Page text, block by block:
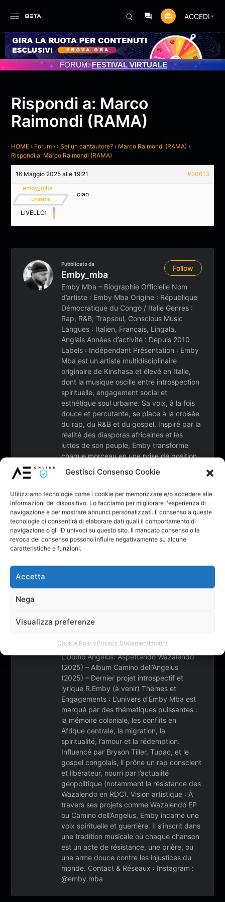
Gestisci Consenso Cookie
Utilizziamo tecnologie come i cookie per memorizzare e/o accedere alle
informazioni del dispositivo. Lo facciamo per migliorare l'esperienza di
navigazione e per mostrare annunci personalizzati. Il consenso a queste
tecnologie ci consentirà di elaborare dati quali il comportamento di
navigazione o gli ID univoci su questo sito. Il mancato consenso o la
revoca del consenso possono influire negativamente su alcune
caratteristiche e funzioni.
Accetta
Nega
Visualizza preferenze
Cookie PolicyPrivacy StatementImprint
ACCEDI
PROGRAMMATO 3/07/2025
FORUM:FESTIVAL VIRTUALE
Rispondi a: Marco
Raimondi (RAMA)
HOME › Forum › › Sei un cantautore? › Marco Raimondi (RAMA) ›
Rispondi a: Marco Raimondi (RAMA)
16 Maggio 2025 alle 19:21
#20613
emby_mba
LIVELLO:
ciao
Pubblicato da
Emby_mba
Follow
Emby Mba – Biographie Officielle Nom
d’artiste : Emby Mba Origine : République
Démocratique du Congo / Italie Genres :
Rap, R&B, Trapsoul, Conscious Music
Langues : Italien, Français, Lingala,
Anglais Années d’activité : Depuis 2010
Labels : Indépendant Présentation : Emby
Mba est un artiste multidisciplinaire
originaire de Kinshasa et élevé en Italie,
dont la musique oscille entre introspection
spirituelle, engagement social et
esthétique soul urbaine. Sa voix, à la fois
douce et percutante, se place à la croisée
du rap, du R&B et du gospel. Inspiré par la
réalité des diasporas africaines et les
luttes de son peuple, Emby transforme
chaque morceau en une prise de position
se fait connaître au sein du groupe Exxtra
il fonde le collectif Mondovì VIP, avant de
tenter sa chance à X Factor Italia en 2012,
où il atteint les Bootcamps. En parallèle, il
participe au Leader Mixtape de Ghali avec
le morceau Complice, marquant son
entrée dans la scène italienne émergente.
SAI Vol. 2 (2021) – Album NIGGATIME
engagé aux sonorités panafricaines
L’Uomo Angelus: Aspettando Wazalendo
(2025) – Album Camino dell’Angelus
(2025) – Dernier projet introspectif et
lyrique R.Emby (à venir) Thèmes et
Engagements : L’univers d’Emby Mba est
marqué par des thématiques puissantes :
la mémoire coloniale, les conflits en
Afrique centrale, la migration, la
spiritualité, l’amour et la rédemption.
Influencé par Bryson Tiller, Tupac, et le
gospel congolais, il prône un rap conscient
et libérateur, nourri par l’actualité
géopolitique (notamment la résistance des
Wazalendo en RDC). Vision artistique : À
travers ses projets comme Wazalendo EP
ou Camino dell’Angelus, Emby incarne une
voix spirituelle et guerrière. Il s’inscrit dans
une tradition musicale où chaque chanson
est un acte de résistance, une prière, ou
une arme douce contre les injustices du
monde. Contact & Réseaux : Instagram :
@emby.mba